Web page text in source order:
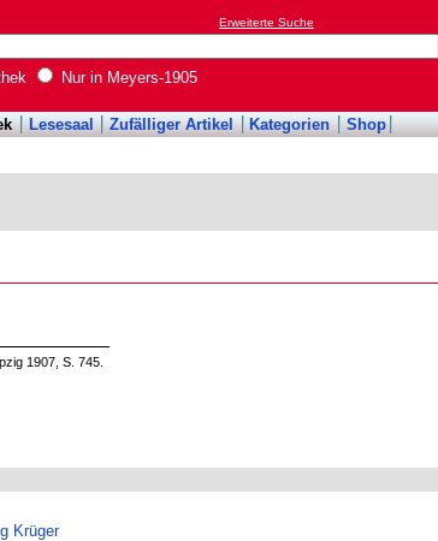
Erweiterte Suche
Nur in Meyers-1905
Lesesaal Zufälliger Artikel Kategorien Shop
1907, S. 745.
Krüger